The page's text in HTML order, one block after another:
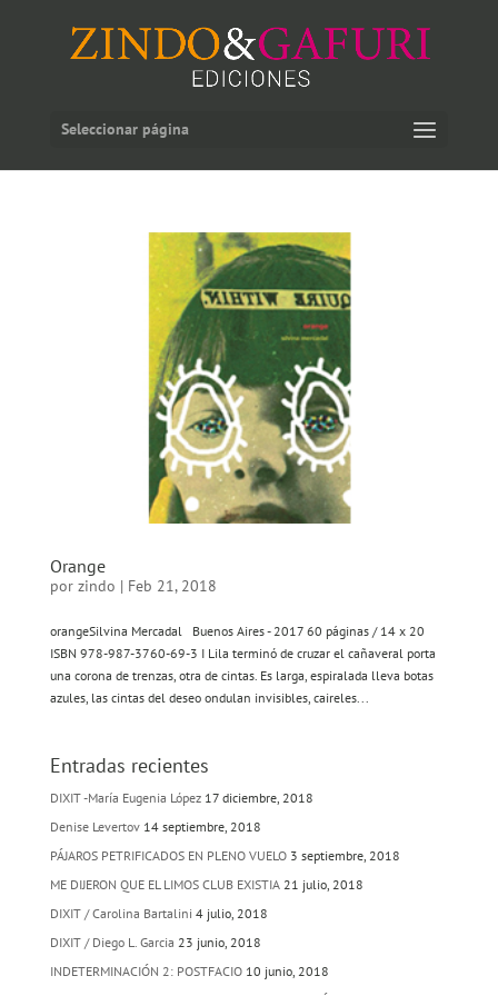
Seleccionar página
Orange
por zindo | Feb 21, 2018
orangeSilvina Mercadal Buenos Aires - 2017 60 páginas / 14 x 20
ISBN 978-987-3760-69-3 I Lila terminó de cruzar el cañaveral porta
una corona de trenzas, otra de cintas. Es larga, espiralada lleva botas
azules, las cintas del deseo ondulan invisibles, caireles...
Entradas recientes
DIXIT -María Eugenia López 17 diciembre, 2018
Denise Levertov 14 septiembre, 2018
PÁJAROS PETRIFICADOS EN PLENO VUELO 3 septiembre, 2018
ME DIJERON QUE EL LIMOS CLUB EXISTIA 21 julio, 2018
DIXIT / Carolina Bartalini 4 julio, 2018
DIXIT / Diego L. Garcia 23 junio, 2018
INDETERMINACIÓN 2: POSTFACIO 10 junio, 2018